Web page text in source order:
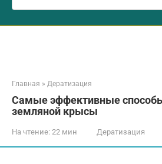
Главная » Дератизация
Самые эффективные
земляной крысы
На чтение: 22 мин Дератизация